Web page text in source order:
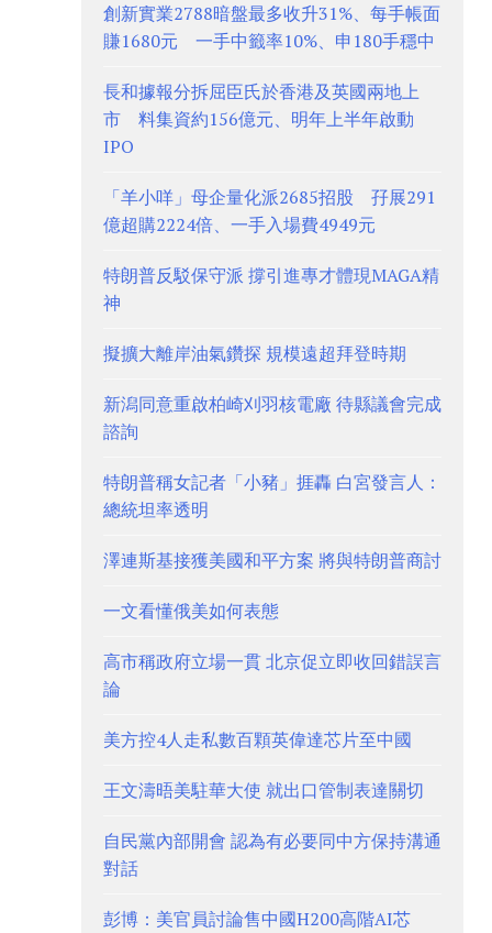
創新實業2788暗盤最多收升31%、每手帳面
賺1680元 一手中籤率10%、申180手穩中
長和據報分拆屈臣氏於香港及英國兩地上
市 料集資約156億元、明年上半年啟動
IPO
「羊小咩」母企量化派2685招股 孖展291
億超購2224倍、一手入場費4949元
特朗普反駁保守派 撐引進專才體現MAGA精
神
擬擴大離岸油氣鑽探 規模遠超拜登時期
新潟同意重啟柏崎刈羽核電廠 待縣議會完成
諮詢
特朗普稱女記者「小豬」捱轟 白宮發言人：
總統坦率透明
澤連斯基接獲美國和平方案 將與特朗普商討
一文看懂俄美如何表態
高市稱政府立場一貫 北京促立即收回錯誤言
論
美方控4人走私數百顆英偉達芯片至中國
王文濤晤美駐華大使 就出口管制表達關切
自民黨內部開會 認為有必要同中方保持溝通
對話
彭博：美官員討論售中國H200高階AI芯